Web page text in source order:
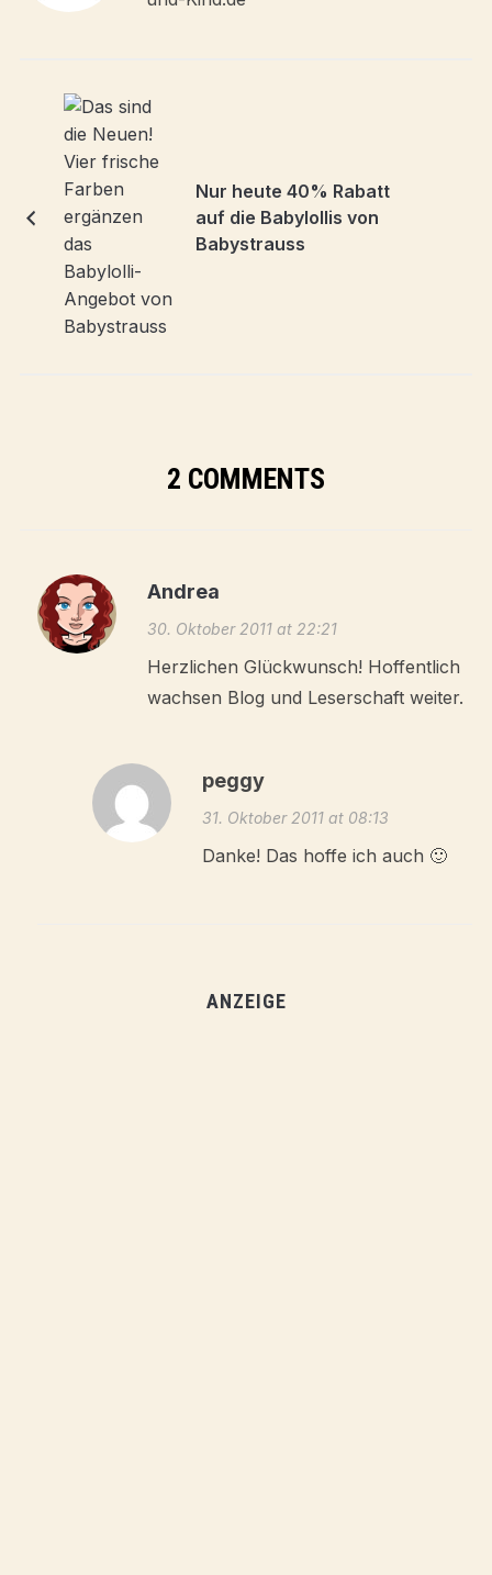
Nur heute 40% Rabatt
auf die Babylollis von
Babystrauss
2 COMMENTS
Andrea
30. Oktober 2011 at 22:21
Herzlichen Glückwunsch! Hoffentlich
wachsen Blog und Leserschaft weiter.
peggy
31. Oktober 2011 at 08:13
Danke! Das hoffe ich auch 🙂
ANZEIGE